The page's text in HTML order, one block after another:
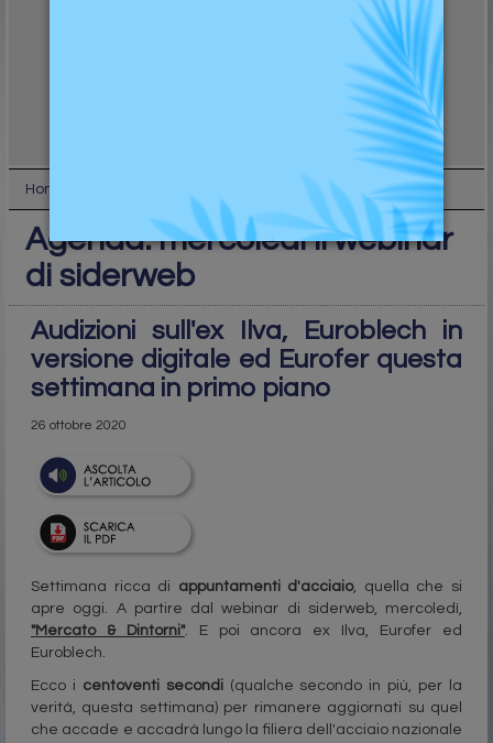
Home Agenda: mercoledì il webinar di siderweb
Agenda: mercoledì il webinar
di siderweb
Audizioni sull'ex Ilva, Euroblech in
versione digitale ed Eurofer questa
settimana in primo piano
26 ottobre 2020
Settimana ricca di appuntamenti d'acciaio, quella che si
apre oggi. A partire dal webinar di siderweb, mercoledì,
"Mercato & Dintorni". E poi ancora ex Ilva, Eurofer ed
Euroblech.
Ecco i centoventi secondi(qualche secondo in più, per la
verità, questa settimana) per rimanere aggiornati su quel
che accade e accadrà lungo la filiera dell'acciaio nazionale